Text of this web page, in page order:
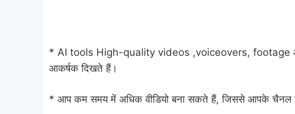
* AI tools High-quality videos ,voiceovers, footage
आकर्षक दिखते हैं।
* आप कम समय में अधिक वीडियो बना सकते हैं, जिससे आपके चैनल के